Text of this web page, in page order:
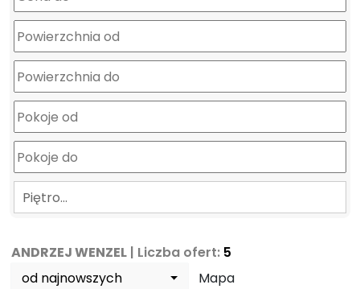
Piętro…
ANDRZEJ WENZEL | Liczba ofert: 5
od najnowszych
Mapa